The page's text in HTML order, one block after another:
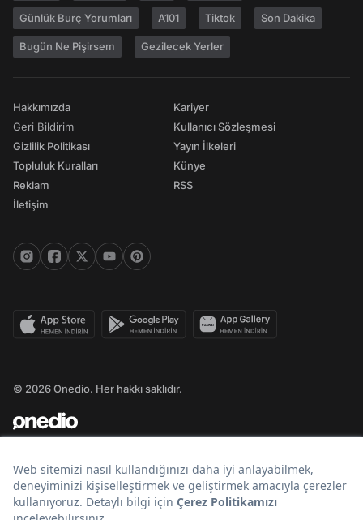
Günlük Burç Yorumları A101 Tiktok Son Dakika
Bugün Ne Pişirsem Gezilecek Yerler
Hakkımızda
Geri Bildirim
Gizlilik Politikası
Topluluk Kuralları
Reklam
İletişim
Kariyer
Kullanıcı Sözleşmesi
Yayın İlkeleri
Künye
RSS
© 2026 Onedio. Her hakkı saklıdır.
Bir markasıdır.